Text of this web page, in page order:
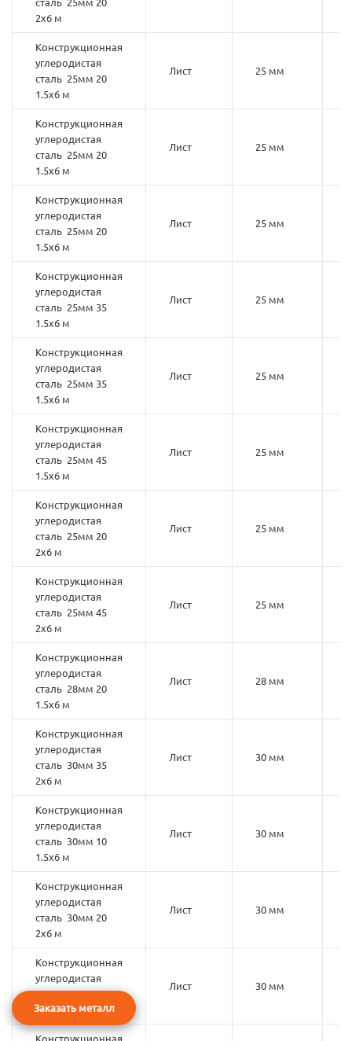
2х6 м
Конструкционная
углеродистая
сталь 25мм 20
1.5х6 м
Лист 25 мм
Конструкционная
углеродистая
сталь 25мм 20
1.5х6 м
Лист 25 мм
Конструкционная
углеродистая
сталь 25мм 20
1.5х6 м
Лист 25 мм
Конструкционная
углеродистая
сталь 25мм 35
1.5х6 м
Лист 25 мм
Конструкционная
углеродистая
сталь 25мм 35
1.5х6 м
Лист 25 мм
Конструкционная
углеродистая
сталь 25мм 45
1.5х6 м
Лист 25 мм
Конструкционная
углеродистая
сталь 25мм 20
2х6 м
Лист 25 мм
Конструкционная
углеродистая
сталь 25мм 45
2х6 м
Лист 25 мм
Конструкционная
углеродистая
сталь 28мм 20
1.5х6 м
Лист 28 мм
Конструкционная
углеродистая
сталь 30мм 35
2х6 м
Лист 30 мм
Конструкционная
углеродистая
сталь 30мм 10
1.5х6 м
Лист 30 мм
Конструкционная
углеродистая
сталь 30мм 20
2х6 м
Лист 30 мм
Конструкционная
углеродистая
сталь 30мм 20
2х6 м
Лист 30 мм
Конструкционная
Заказать металл